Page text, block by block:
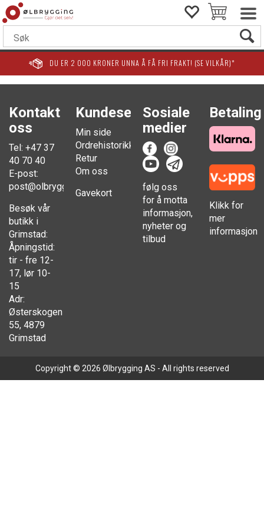
DU ER 2 000 KRONER UNNA Å FÅ FRI FRAKT! (SE VILKÅR)*
Kontakt
oss
Tel: +47 37
40 70 40
E-post:
post@olbrygging.no
Besøk vår
butikk i
Grimstad:
Åpningstid:
tir - fre 12-
17, lør 10-
15
Adr:
Østerskogen
55, 4879
Grimstad
Kundesenter
Min side
Ordrehistorikk
Retur
Om oss
Gavekort
Sosiale
medier
følg oss
for å motta
informasjon,
nyheter og
tilbud
Betaling
Klikk for
mer
informasjon
Copyright © 2026 Ølbrygging AS - All rights reserved